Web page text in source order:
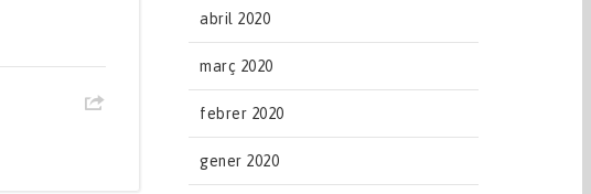
abril 2020
març 2020
febrer 2020
gener 2020